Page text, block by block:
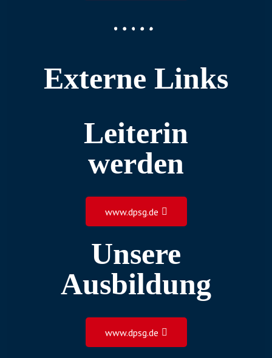
Externe Links
Leiterin
werden
www.dpsg.de
Unsere
Ausbildung
www.dpsg.de